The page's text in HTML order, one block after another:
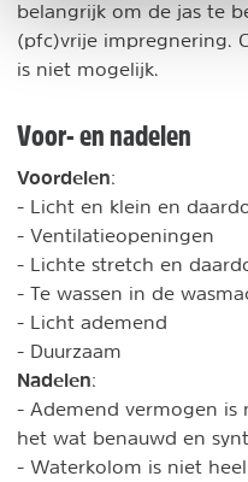
belangrijk om de jas te
(pfc)vrije impregnering.
is niet mogelijk.
Voor- en nadelen
Voordelen:
- Licht en klein en
- Ventilatieopeningen
- Lichte stretch en
- Te wassen in de
- Licht ademend
- Duurzaam
Nadelen:
- Ademend vermogen is
het wat benauwd en
- Waterkolom is niet